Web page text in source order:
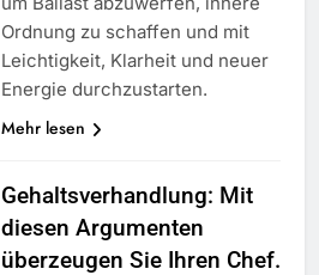
Ordnung zu schaffen und mit
Leichtigkeit, Klarheit und neuer
Energie durchzustarten.
Mehr lesen
Gehaltsverhandlung: Mit
diesen Argumenten
überzeugen Sie Ihren Chef.